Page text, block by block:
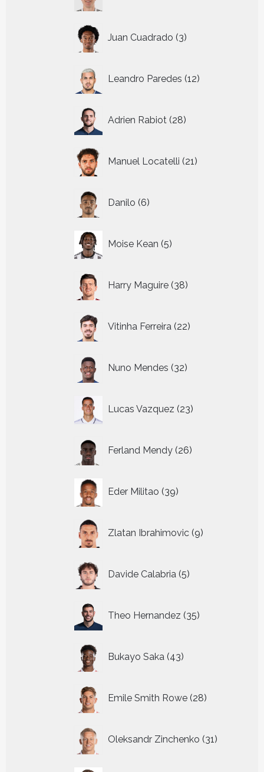
Juan Cuadrado 3
producten
Leandro Paredes 12
producten
Adrien Rabiot 28
producten
Manuel Locatelli 21
producten
Danilo 6
producten
Moise Kean 5
producten
Harry Maguire 38
producten
Vitinha Ferreira 22
producten
Nuno Mendes 32
producten
Lucas Vazquez 23
producten
Ferland Mendy 26
producten
Eder Militao 39
producten
Zlatan Ibrahimovic 9
producten
Davide Calabria 5
producten
Theo Hernandez 35
producten
Bukayo Saka 43
producten
Emile Smith Rowe 28
producten
Oleksandr Zinchenko 31
producten